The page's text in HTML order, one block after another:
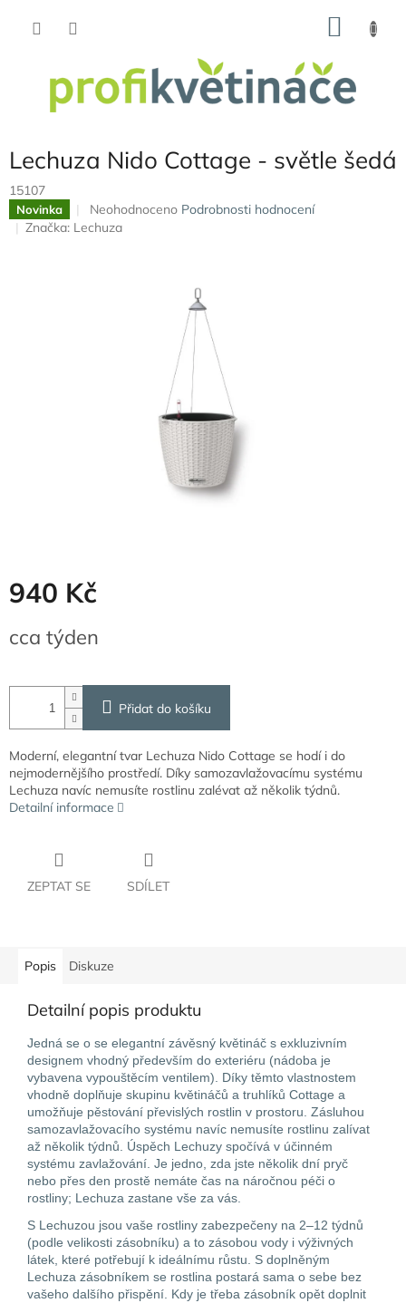
Lechuza Nido Cottage - světle šedá
15107
Novinka
Průměrné
hodnocení
Neohodnoceno Podrobnosti hodnocení
Značka: Lechuza
940 Kč
cena:
cca týden
Přidat do košíku
Moderní, elegantní tvar Lechuza Nido Cottage se hodí i do
nejmodernějšího prostředí. Díky samozavlažovacímu systému
Lechuza navíc nemusíte rostlinu zalévat až několik týdnů.
Detailní informace
ZEPTAT SE SDÍLET
Popis Diskuze
Detailní popis produktu
Jedná se o se elegantní závěsný květináč s exkluzivním
designem vhodný především do exteriéru (nádoba je
vybavena vypouštěcím ventilem). Díky těmto vlastnostem
vhodně doplňuje skupinu květináčů a truhlíků Cottage a
umožňuje pěstování převislých rostlin v prostoru. Zásluhou
samozavlažovacího systému navíc nemusíte rostlinu zalívat
až několik týdnů. Úspěch Lechuzy spočívá v účinném
systému zavlažování. Je jedno, zda jste několik dní pryč
nebo přes den prostě nemáte čas na náročnou péči o
rostliny; Lechuza zastane vše za vás.
S Lechuzou jsou vaše rostliny zabezpečeny na 2–12 týdnů
(podle velikosti zásobníku) a to zásobou vody i výživných
látek, které potřebují k ideálnímu růstu. S doplněným
Lechuza zásobníkem se rostlina postará sama o sebe bez
vašeho dalšího přispění. Kdy je třeba zásobník opět doplnit